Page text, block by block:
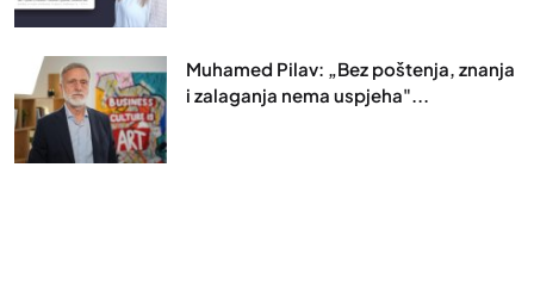
Muhamed Pilav: „Bez poštenja, znanja
i zalaganja nema uspjeha"...